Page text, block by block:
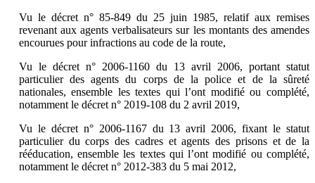
Vu le décret n° 85-849 du 25 juin 1985, relatif aux remises
revenant aux agents verbalisateurs sur les montants des amendes
encourues pour infractions au code de la route,
Vu le décret n° 2006-1160 du 13 avril 2006, portant statut
particulier des agents du corps de la police et de la sûreté
nationales, ensemble les textes qui l’ont modifié ou complété,
notamment le décret n° 2019-108 du 2 avril 2019,
Vu le décret n° 2006-1167 du 13 avril 2006, fixant le statut
particulier du corps des cadres et agents des prisons et de la
rééducation, ensemble les textes qui l’ont modifié ou complété,
notamment le décret n° 2012-383 du 5 mai 2012,